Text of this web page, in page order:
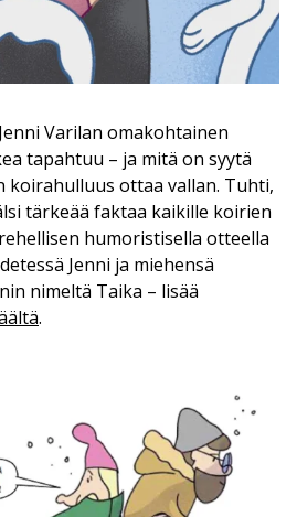
Varilan omakohtainen
tapahtuu – ja mitä on syytä
koirahulluus ottaa vallan. Tuhti,
tärkeää faktaa kaikille koirien
humoristisella otteella
Jenni ja miehensä
nimeltä Taika – lisää
.